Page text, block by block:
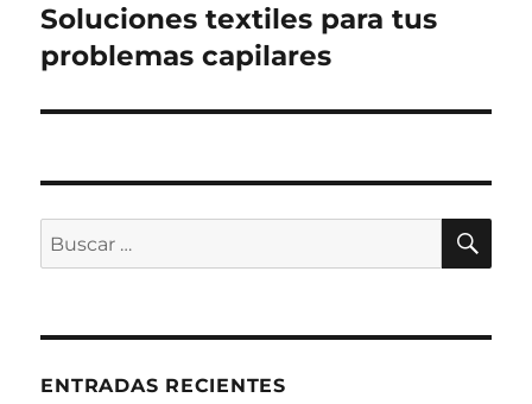
Entrada
siguiente:
Soluciones textiles para tus
problemas capilares
Buscar
por:
ENTRADAS RECIENTES